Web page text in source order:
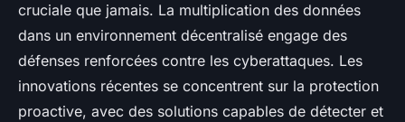
cruciale que jamais. La multiplication des données
dans un environnement décentralisé engage des
défenses renforcées contre les cyberattaques. Les
innovations récentes se concentrent sur la protection
proactive, avec des solutions capables de détecter et